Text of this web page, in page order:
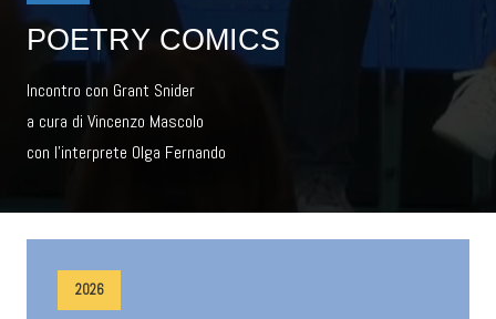
POETRY COMICS
Incontro con Grant Snider
a cura di Vincenzo Mascolo
con l'interprete Olga Fernando
2026